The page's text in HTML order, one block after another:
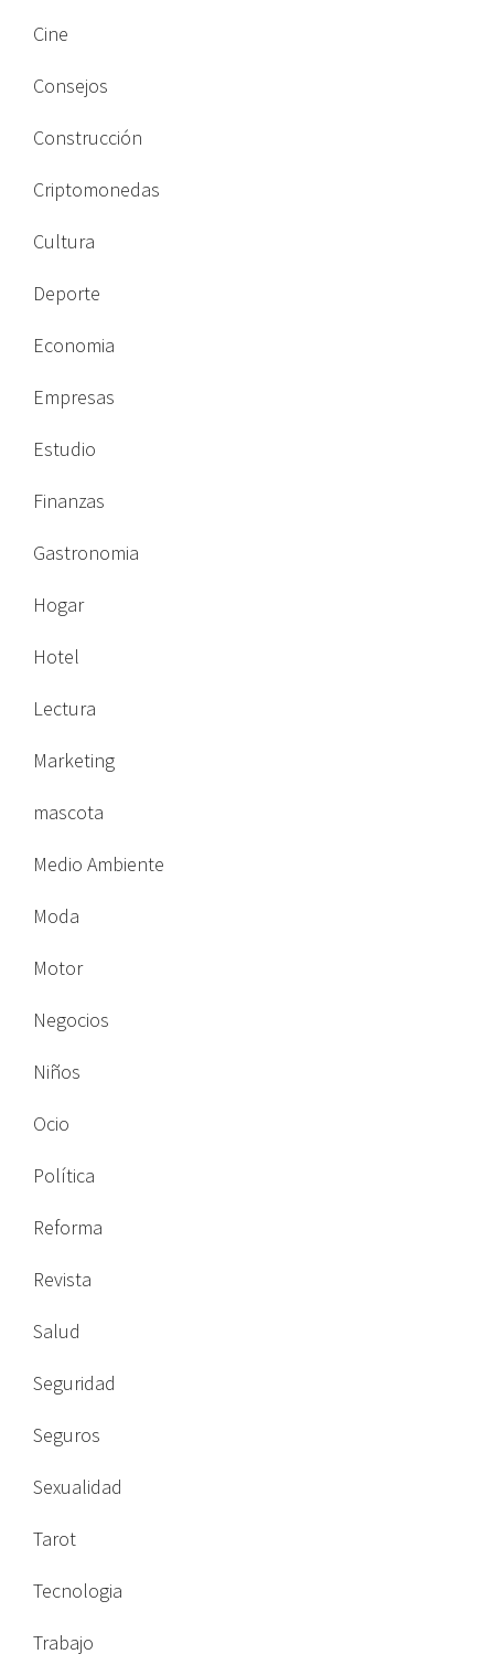
Cine
Consejos
Construcción
Criptomonedas
Cultura
Deporte
Economia
Empresas
Estudio
Finanzas
Gastronomia
Hogar
Hotel
Lectura
Marketing
mascota
Medio Ambiente
Moda
Motor
Negocios
Niños
Ocio
Política
Reforma
Revista
Salud
Seguridad
Seguros
Sexualidad
Tarot
Tecnologia
Trabajo